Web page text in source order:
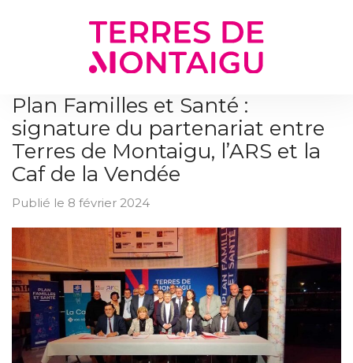
Plan Familles et Santé :
signature du partenariat entre
Terres de Montaigu, l’ARS et la
Caf de la Vendée
Publié le 8 février 2024